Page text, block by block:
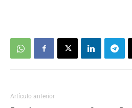
Artículo anterior